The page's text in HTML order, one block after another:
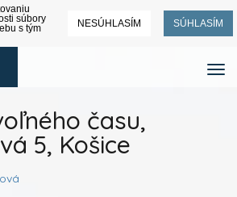
súbory
s tým
NESÚHLASÍM SÚHLASÍM
času,
5, Košice